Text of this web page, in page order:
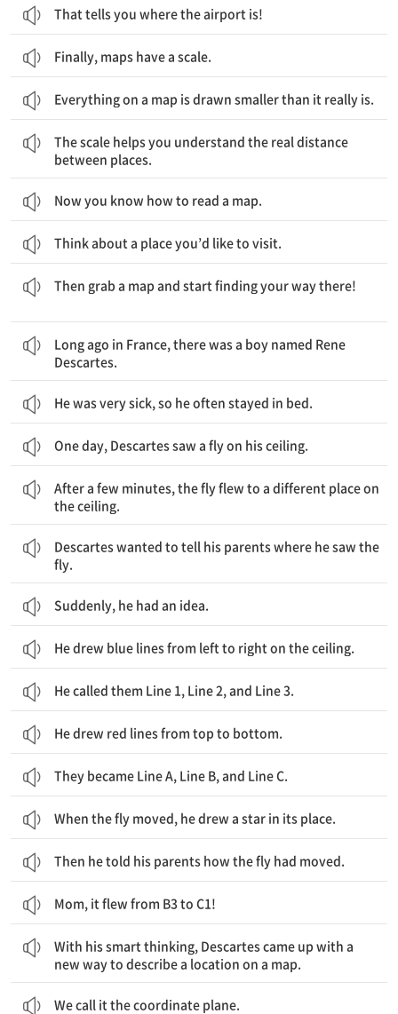
That tells you where the airport is!
Finally, maps have a scale.
Everything on a map is drawn smaller than it really is.
The scale helps you understand the real distance
between places.
Now you know how to read a map.
Think about a place you’d like to visit.
Then grab a map and start finding your way there!
Long ago in France, there was a boy named Rene
Descartes.
He was very sick, so he often stayed in bed.
One day, Descartes saw a fly on his ceiling.
After a few minutes, the fly flew to a different place on
the ceiling.
Descartes wanted to tell his parents where he saw the
fly.
Suddenly, he had an idea.
He drew blue lines from left to right on the ceiling.
He called them Line 1, Line 2, and Line 3.
He drew red lines from top to bottom.
They became Line A, Line B, and Line C.
When the fly moved, he drew a star in its place.
Then he told his parents how the fly had moved.
Mom, it flew from B3 to C1!
With his smart thinking, Descartes came up with a
new way to describe a location on a map.
We call it the coordinate plane.